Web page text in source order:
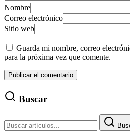
Nombre
Correo electrónico
Sitio web
Guarda mi nombre, correo
para la próxima vez que comente.
Buscar